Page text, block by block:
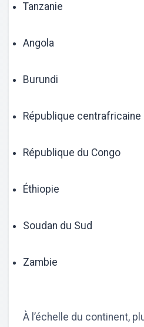
Tanzanie
Angola
Burundi
République centrafricaine
République du Congo
Éthiopie
Soudan du Sud
Zambie
À l’échelle du continent,